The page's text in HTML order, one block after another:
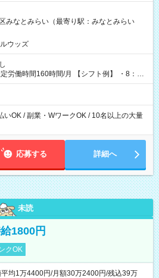
みなとみらい（最寄り駅：みなとみらい
ウッズ
時間/月 【シフト例】 ・8：00
いOK / 副業・WワークOK / 10名以上の大量
応募する 詳細へ
未読
1800円
クOK
均1万4400円/月額30万2400円/残込39万